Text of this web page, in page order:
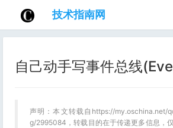
技术指南网
自己动手写事件总线
声明：本文转载自https://my.oschina.net/
g/2995084，转载目的在于传递更多信息，